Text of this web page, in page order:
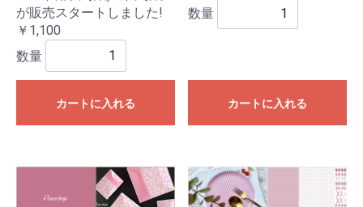
が販売スタートしました!
￥1,100
数量
カートに入れる
数量
カートに入れる